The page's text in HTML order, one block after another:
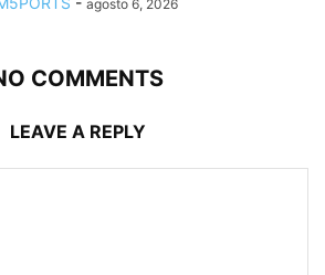
agosto 6, 2026
COMMENTS
LEAVE A REPLY